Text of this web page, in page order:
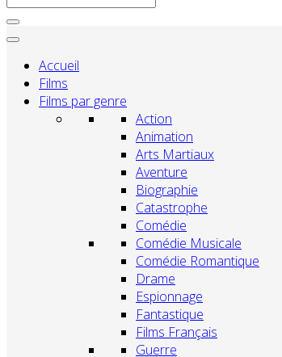
Accueil
Films
Films par genre
Action
Animation
Arts Martiaux
Aventure
Biographie
Catastrophe
Comédie
Comédie Musicale
Comédie Romantique
Drame
Espionnage
Fantastique
Films Français
Guerre